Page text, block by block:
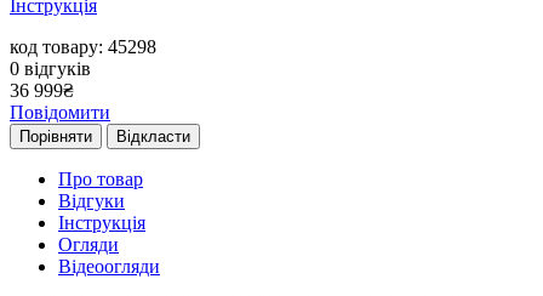
Інструкція
код товару: 45298
0 відгуків
36 999₴
Повідомити
Порівняти Відкласти
Про товар
Відгуки
Інструкція
Огляди
Відеоогляди